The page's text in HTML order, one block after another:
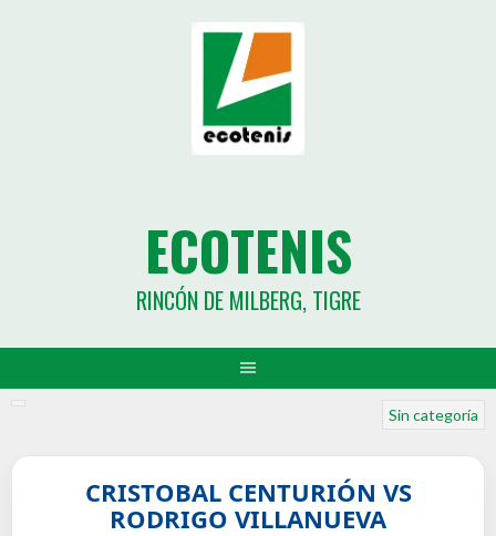
ECOTENIS
RINCÓN DE MILBERG, TIGRE
Sin categoría
CRISTOBAL CENTURIÓN VS
RODRIGO VILLANUEVA